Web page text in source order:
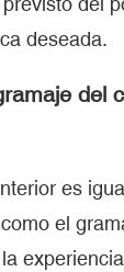
deseada.
del
es
el